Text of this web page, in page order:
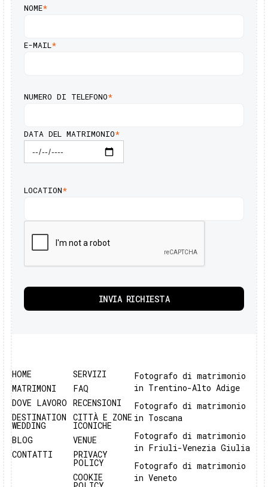
NOME*
E-MAIL*
NUMERO DI TELEFONO*
DATA DEL MATRIMONIO*
LOCATION*
HOME
MATRIMONI
DOVE LAVORO
DESTINATION
WEDDING
BLOG
CONTATTI
SERVIZI
FAQ
RECENSIONI
CITTÀ E ZONE
ICONICHE
VENUE
PRIVACY
POLICY
COOKIE
Fotografo di matrimonio
in Trentino-Alto Adige
Fotografo di matrimonio
in Toscana
Fotografo di matrimonio
in Friuli-Venezia Giulia
Fotografo di matrimonio
in Veneto